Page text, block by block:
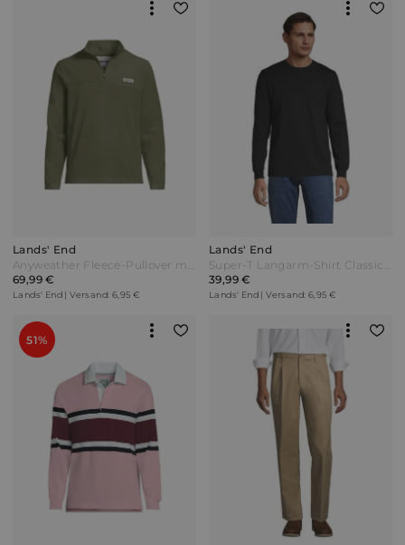
Lands' End
Anyweather Fleece-Pullover mit Reißverschluss Herren Grün by Lands' End
69,99 €
Lands' End | Versand: 6,95 €
Lands' End
Super-T Langarm-Shirt Classic Fit Herren Schwarz Jersey by Lands' End
39,99 €
Lands' End | Versand: 6,95 €
51%